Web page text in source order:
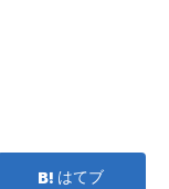
はてブ